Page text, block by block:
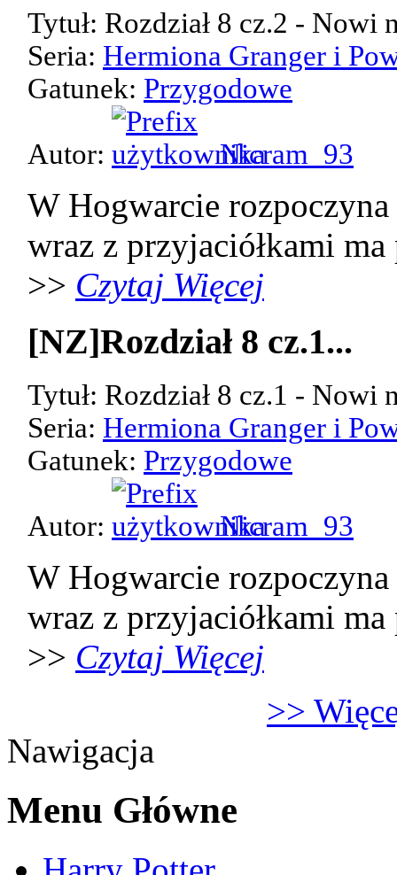
Tytuł: Rozdział 8 cz.2 - Nowi
Seria: Hermiona Granger i
Gatunek: Przygodowe
Autor: Nicram_93
W Hogwarcie
wraz z przyjaciółkami
>> Czytaj Więcej
[NZ]Rozdział 8 cz.1...
Tytuł: Rozdział 8 cz.1 - Nowi
Seria: Hermiona Granger i
Gatunek: Przygodowe
Autor: Nicram_93
W Hogwarcie
wraz z przyjaciółkami
>> Czytaj Więcej
>>
Nawigacja
Menu Główne